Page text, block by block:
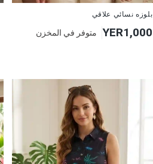
بلوزه نسائي علاقي
YER1,000 متوفر في المخزن